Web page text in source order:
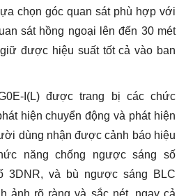
chọn góc quan sát phù hợp với
sát hồng ngoại lên đến 30 mét
được hiệu suất tốt cả vào ban
I(L) được trang bị các chức
hiện chuyển động và phát hiện
dùng nhận được cảnh báo hiệu
năng chống ngược sáng số
3DNR, và bù ngược sáng BLC
ảnh rõ ràng và sắc nét, ngay cả